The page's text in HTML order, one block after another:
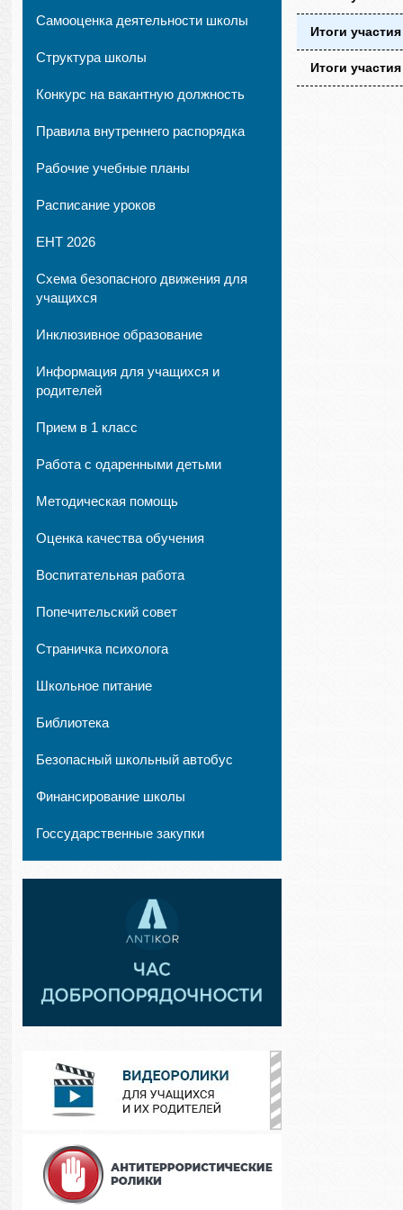
Самооценка деятельности школы
Структура школы
Конкурс на вакантную должность
Правила внутреннего распорядка
Рабочие учебные планы
Расписание уроков
ЕНТ 2026
Схема безопасного движения для
учащихся
Инклюзивное образование
Информация для учащихся и
родителей
Прием в 1 класс
Работа с одаренными детьми
Методическая помощь
Оценка качества обучения
Воспитательная работа
Попечительский совет
Страничка психолога
Школьное питание
Библиотека
Безопасный школьный автобус
Финансирование школы
Госсударственные закупки
Итоги
Итоги